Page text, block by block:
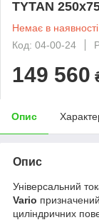
TYTAN
Немає в наявності
Код: 04-00-24
149 560
Опис
Опис
Універсальний
Vario
циліндричних